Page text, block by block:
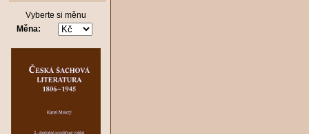
Vyberte si měnu
Měna: